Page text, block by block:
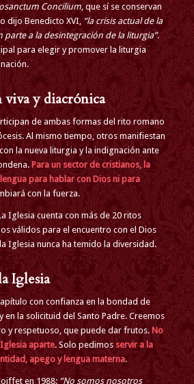
Concilium, que sí se conservan
dijo Benedicto XVI, “la crisis actual de la
parte a la desintegración de la liturgia”.
para elegir y promover la liturgia
y diacrónica
de ambas formas del rito romano
Al mismo tiempo, otros manifiestan
la nueva liturgia y la indignación ante
Para un sector de cristianos, la
para hablar con Dios ni para
con la fuerza.
Iglesia cuenta con más de 20 ritos
válidos para el encuentro con el Dios
Iglesia nunca ha temido la diversidad.
Iglesia
con confianza en la bondad de
en la solicituid del Santo Padre. Creemos
y respetuoso, que puede dar frutos. No
aparte. Solo pedimos servir a la
apego y lengua materna.
en 1988: “No somos nosotros